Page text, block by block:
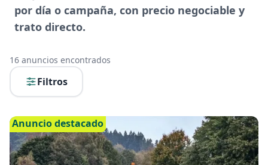
por día o campaña, con precio negociable y
trato directo.
16 anuncios encontrados
Filtros
Anuncio destacado